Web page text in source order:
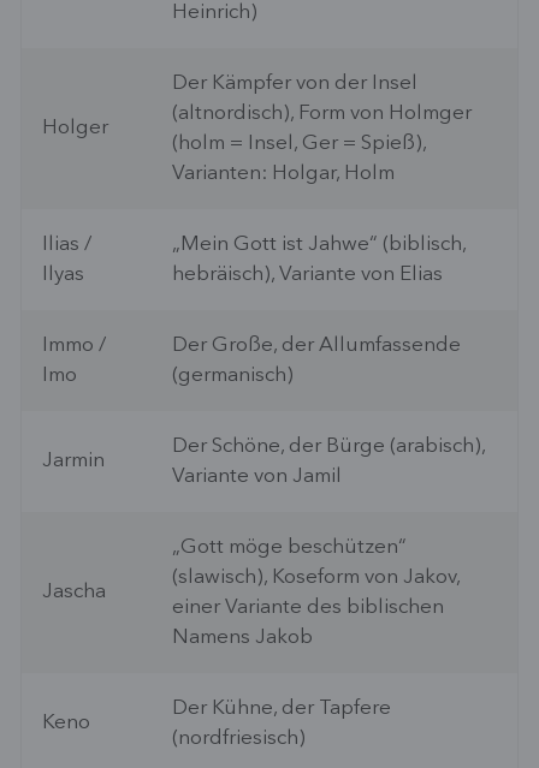
Heinrich)
Holger
Der Kämpfer von der Insel
(altnordisch), Form von Holmger
(holm = Insel, Ger = Spieß),
Varianten: Holgar, Holm
Ilias /
Ilyas
„Mein Gott ist Jahwe“ (biblisch,
hebräisch), Variante von Elias
Immo /
Imo
Der Große, der Allumfassende
(germanisch)
Jarmin
Der Schöne, der Bürge (arabisch),
Variante von Jamil
Jascha
„Gott möge beschützen“
(slawisch), Koseform von Jakov,
einer Variante des biblischen
Namens Jakob
Keno
Der Kühne, der Tapfere
(nordfriesisch)